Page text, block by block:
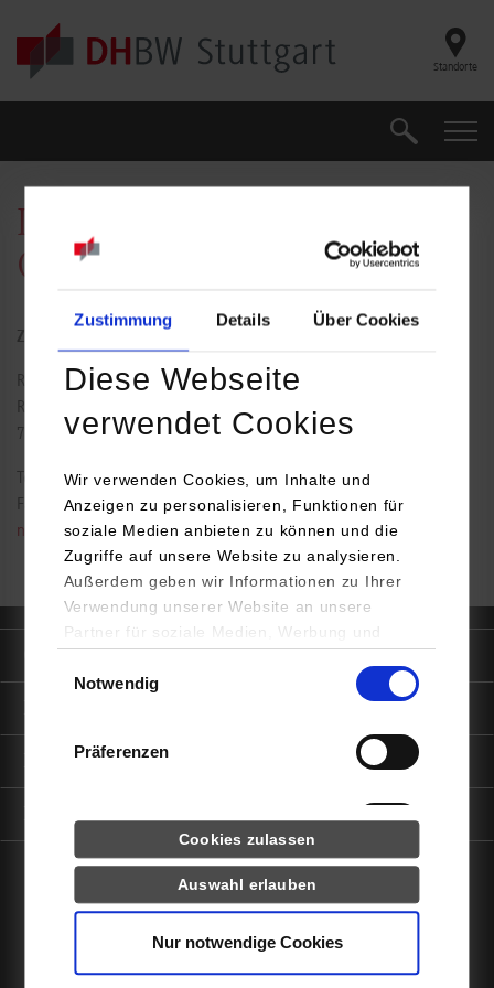
Zustimmung Details Über Cookies
Diese Webseite
verwendet Cookies
Wir verwenden Cookies, um Inhalte und
Anzeigen zu personalisieren, Funktionen für
soziale Medien anbieten zu können und die
Zugriffe auf unsere Website zu analysieren.
Außerdem geben wir Informationen zu Ihrer
Verwendung unserer Website an unsere
Partner für soziale Medien, Werbung und
YouTube, Google Maps) führen diese
Daten zusammen, die Sie ihnen bereitgestellt
haben oder die sie im Rahmen Ihrer Nutzung
Notwendig
Präferenzen
Statistiken
Drittanbieter-Cookies (u.a.
YouTube, Google Maps)
Cookies zulassen
Auswahl erlauben
Nur notwendige Cookies
Skip to main content
Standorte
Suche
Dipl. Betriebsw. Nurcan
Gargi
Zentrales Sekretariat Sozialwesen - Studienrichtung
Rotebühlstraße 131
Raum: 6.10
70197
Stuttgart
0711/1849-720
Fax: 0711/1849-735
nurcan.gargi@dhbw-stuttgart.de
Quicklinks
Portale
Kontaktinfo
facebookinstagramlinkedinyoutube